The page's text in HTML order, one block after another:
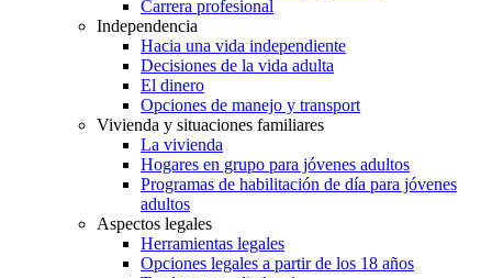
Carrera profesional
Independencia
Hacia una vida independiente
Decisiones de la vida adulta
El dinero
Opciones de manejo y transport
Vivienda y situaciones familiares
La vivienda
Hogares en grupo para jóvenes adultos
Programas de habilitación de día para jóvenes
adultos
Aspectos legales
Herramientas legales
Opciones legales a partir de los 18 años